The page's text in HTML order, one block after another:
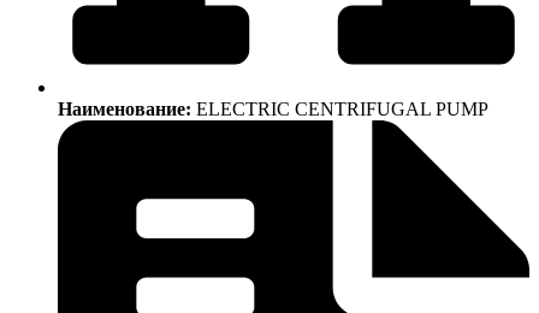
Наименование: ELECTRIC CENTRIFUGAL PUMP